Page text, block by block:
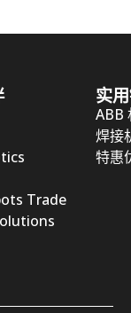
Trade
实
ABB
焊接
特惠